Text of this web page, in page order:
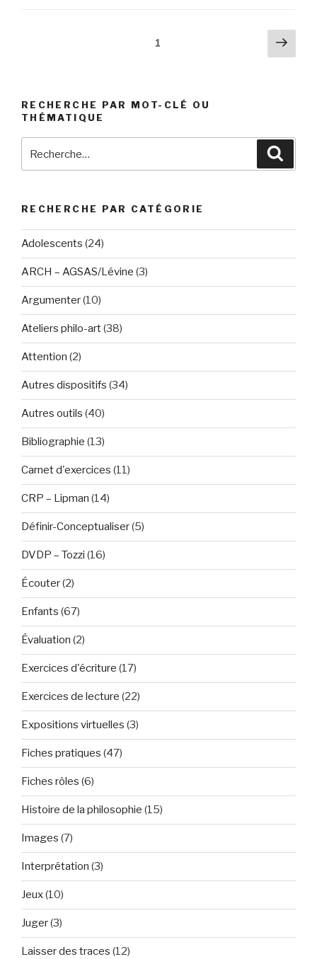
1
RECHERCHE PAR MOT-CLÉ OU
THÉMATIQUE
pour
RECHERCHE PAR CATÉGORIE
Adolescents (24)
ARCH – AGSAS/Lévine (3)
Argumenter(10)
Ateliers philo-art(38)
Attention (2)
Autres dispositifs (34)
Autres outils (40)
Bibliographie (13)
Carnet d'exercices (11)
CRP – Lipman (14)
Définir-Conceptualiser(5)
DVDP – Tozzi (16)
Écouter(2)
Enfants (67)
Évaluation (2)
Exercices d'écriture (17)
Exercices de lecture (22)
Expositions virtuelles (3)
Fiches pratiques (47)
Fiches rôles (6)
Histoire de la philosophie (15)
Images (7)
Interprétation (3)
Jeux(10)
Juger(3)
Laisser des traces (12)